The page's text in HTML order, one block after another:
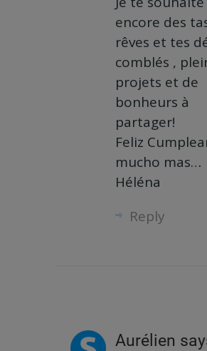
encore des
rêves et tes
comblés ,
projets et de
bonheurs à
partager!
Feliz
mucho mas…
Héléna
Reply
Aurélien